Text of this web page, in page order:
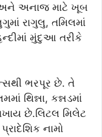
અનાજ માટે ખૂબ
રાગુલુ, તમિલમાં
મુંદુઆ તરીકે
ભરપૂર છે. તે
થિન્ના, કન્નડમાં
છે.લિટલ મિલેટ
નામો